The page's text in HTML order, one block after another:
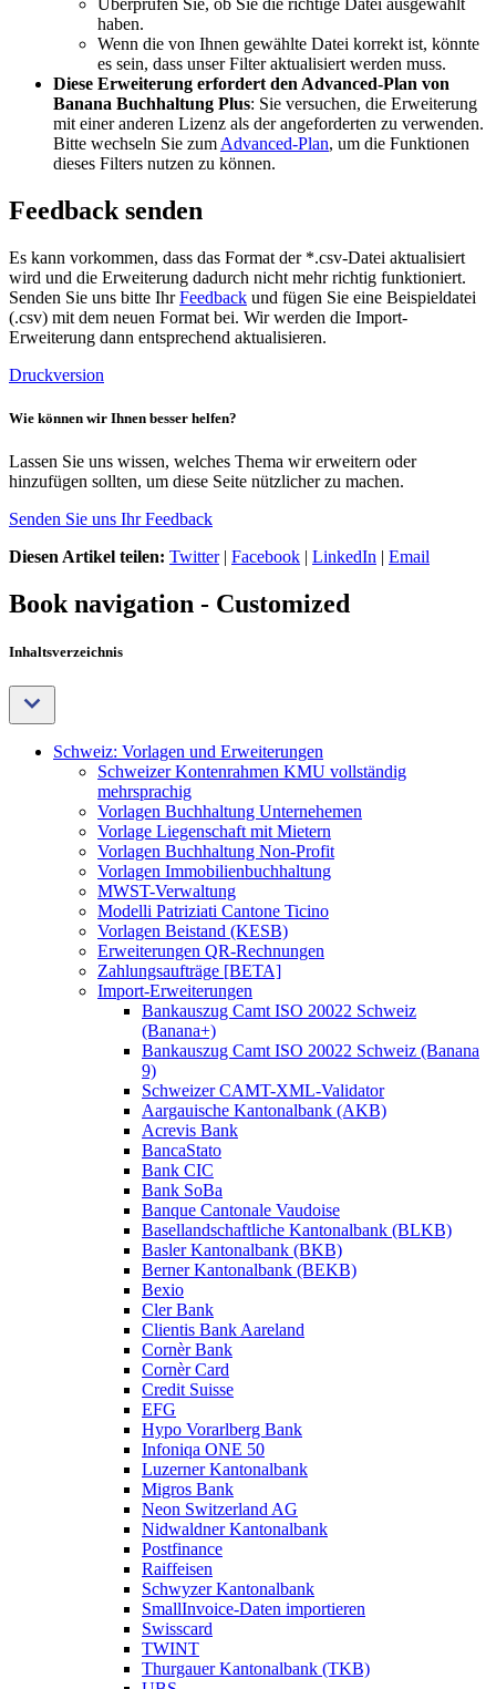
Überprüfen Sie, ob Sie die richtige Datei ausgewählt
haben.
Wenn die von Ihnen gewählte Datei korrekt ist, könnte
es sein, dass unser Filter aktualisiert werden muss.
Diese Erweiterung erfordert den Advanced-Plan von
Banana Buchhaltung Plus: Sie versuchen, die Erweiterung
mit einer anderen Lizenz als der angeforderten zu verwenden.
Bitte wechseln Sie zum Advanced-Plan, um die Funktionen
dieses Filters nutzen zu können.
Feedback senden
Es kann vorkommen, dass das Format der *.csv-Datei aktualisiert
wird und die Erweiterung dadurch nicht mehr richtig funktioniert.
Senden Sie uns bitte IhrFeedback und fügen Sie eine Beispieldatei
(.csv) mit dem neuen Format bei. Wir werden die Import-
Erweiterung dann entsprechend aktualisieren.
Druckversion
Wie können wir Ihnen besser helfen?
Lassen Sie uns wissen, welches Thema wir erweitern oder
hinzufügen sollten, um diese Seite nützlicher zu machen.
Senden Sie uns Ihr Feedback
Diesen Artikel teilen: Twitter| Facebook | LinkedIn | Email
Book navigation - Customized
Inhaltsverzeichnis
Schweiz: Vorlagen und Erweiterungen
Schweizer Kontenrahmen KMU vollständig
mehrsprachig
Vorlagen Buchhaltung Unternehemen
Vorlage Liegenschaft mit Mietern
Vorlagen Buchhaltung Non-Profit
Vorlagen Immobilienbuchhaltung
MWST-Verwaltung
Modelli Patriziati Cantone Ticino
Vorlagen Beistand (KESB)
Erweiterungen QR-Rechnungen
Zahlungsaufträge [BETA]
Import-Erweiterungen
Bankauszug Camt ISO 20022 Schweiz
(Banana+)
Bankauszug Camt ISO 20022 Schweiz (Banana
9)
Schweizer CAMT-XML-Validator
Aargauische Kantonalbank (AKB)
Acrevis Bank
BancaStato
Bank CIC
Bank SoBa
Banque Cantonale Vaudoise
Basellandschaftliche Kantonalbank (BLKB)
Basler Kantonalbank (BKB)
Berner Kantonalbank (BEKB)
Bexio
Cler Bank
Clientis Bank Aareland
Cornèr Bank
Cornèr Card
Credit Suisse
EFG
Hypo Vorarlberg Bank
Infoniqa ONE 50
Luzerner Kantonalbank
Migros Bank
Neon Switzerland AG
Nidwaldner Kantonalbank
Postfinance
Raiffeisen
Schwyzer Kantonalbank
SmallInvoice-Daten importieren
Swisscard
TWINT
Thurgauer Kantonalbank (TKB)